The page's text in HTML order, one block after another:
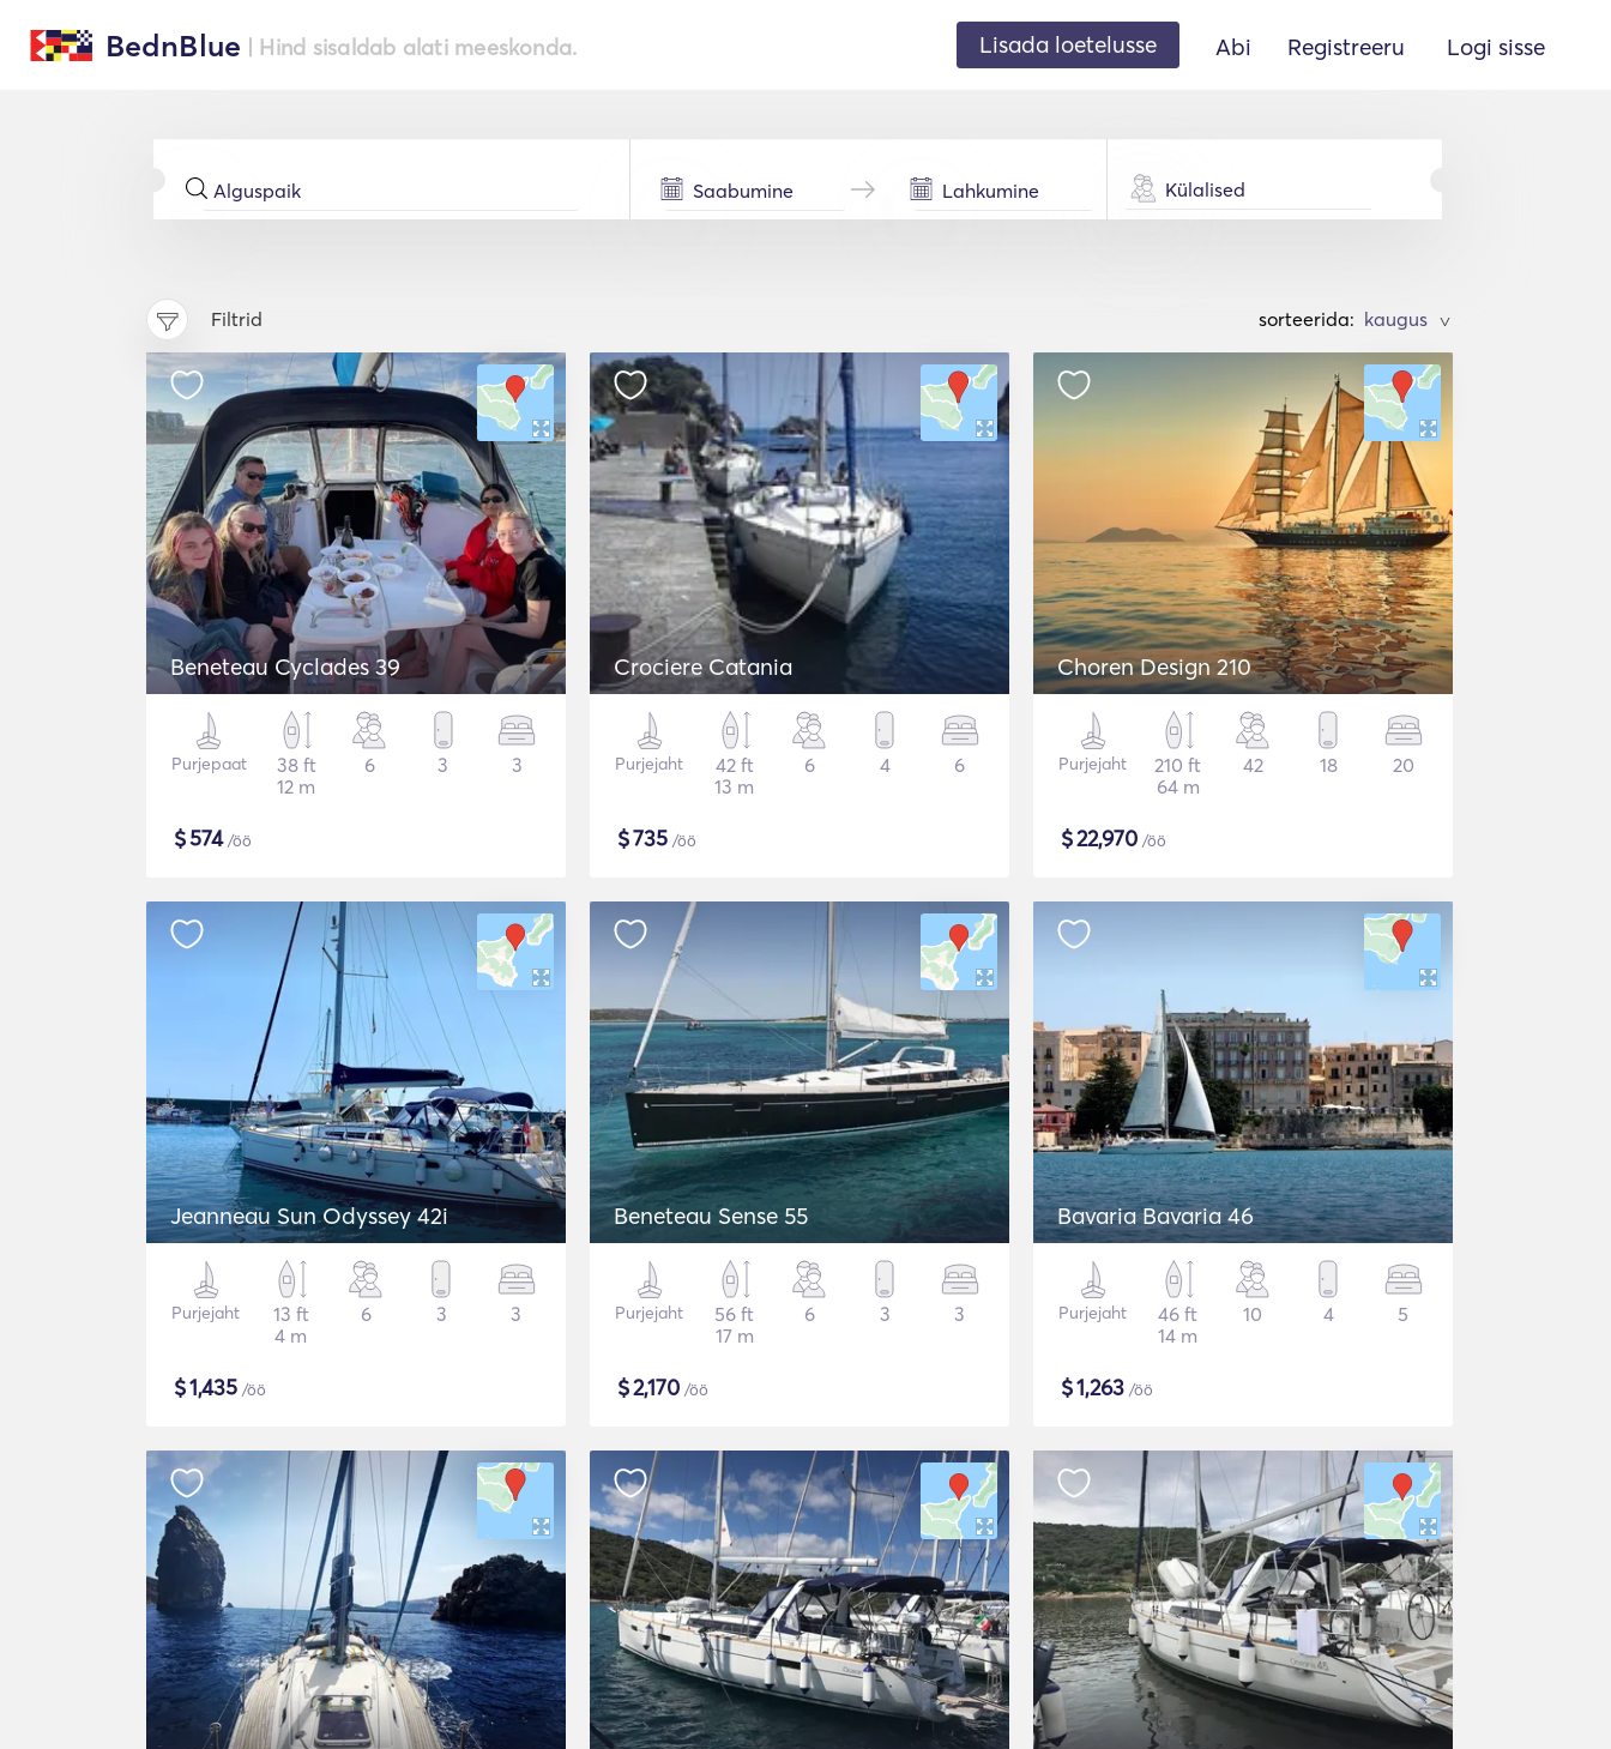
BednBlue | Hind sisaldab alati meeskonda. Lisada loetelusse Abi Registreeru Logi sisse
Külalised
Filtrid sorteerida: >
Beneteau Cyclades 39
Purjepaat
38 ft
12 m
6 3 3
$574/öö
Crociere Catania
Purjejaht
42 ft
13 m
6 4 6
$735 /öö
Choren Design 210
Purjejaht
210 ft
64 m
42 18 20
$22,970 /öö
Jeanneau Sun Odyssey 42i
Purjejaht
13 ft
4 m
6 3 3
$1,435 /öö
Beneteau Sense 55
Purjejaht
56 ft
17 m
6 3 3
$2,170 /öö
Bavaria Bavaria 46
Purjejaht
46 ft
14 m
10 4 5
$1,263 /öö